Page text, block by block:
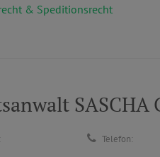
& Speditionsrecht
SASCHA
Telefon: